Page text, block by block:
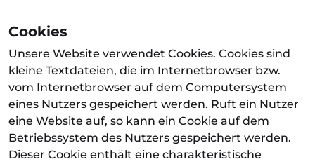
Cookies
Unsere Website verwendet Cookies. Cookies sind
kleine Textdateien, die im Internetbrowser bzw.
vom Internetbrowser auf dem Computersystem
eines Nutzers gespeichert werden. Ruft ein Nutzer
eine Website auf, so kann ein Cookie auf dem
Betriebssystem des Nutzers gespeichert werden.
Dieser Cookie enthält eine charakteristische